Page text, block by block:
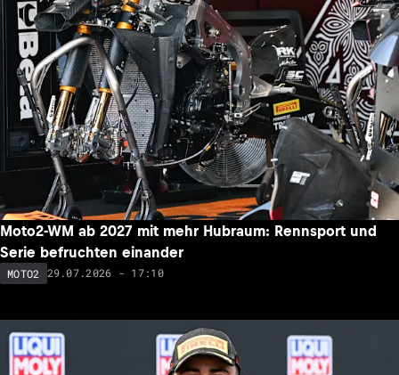
Moto2-WM ab 2027 mit mehr Hubraum: Rennsport und
Serie befruchten einander
MOTO2 29.07.2026 - 17:10